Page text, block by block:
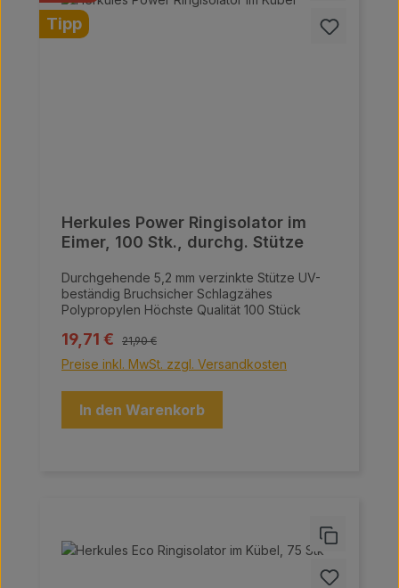
Tipp
Herkules Power Ringisolator im
Eimer, 100 Stk., durchg. Stütze
Durchgehende 5,2 mm verzinkte Stütze UV-
beständig Bruchsicher Schlagzähes
Polypropylen Höchste Qualität 100 Stück
Verkaufspreis:
19,71 € Regulärer Preis:
21,90 €
Preise inkl. MwSt. zzgl. Versandkosten
In den Warenkorb